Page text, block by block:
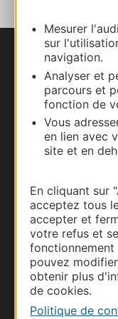
Mesurer
sur
navigation.
Analyser et
parcours et
fonction de
Vous
en lien avec
site et en
En cliquant sur
acceptez tous
accepter et
votre refus et
fonctionnement
pouvez
obtenir plus
de cookies.
Politique de
Nous
Carte
Thermalisme